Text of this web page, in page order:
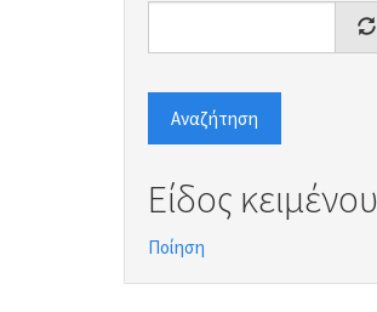
Αναζήτηση
Είδος κειμένου
Ποίηση